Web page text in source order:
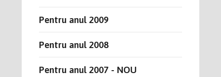
Pentru anul 2009
Pentru anul 2008
Pentru anul 2007 - NOU